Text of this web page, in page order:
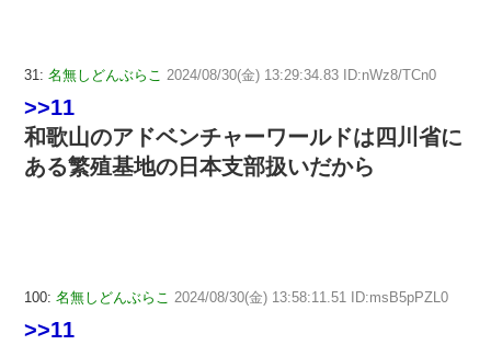
31: 名無しどんぶらこ 2024/08/30(金) 13:29:34.83 ID:nWz8/TCn0
>>11
和歌山のアドベンチャーワールドは四川省に
ある繁殖基地の日本支部扱いだから
100: 名無しどんぶらこ 2024/08/30(金) 13:58:11.51 ID:msB5pPZL0
>>11